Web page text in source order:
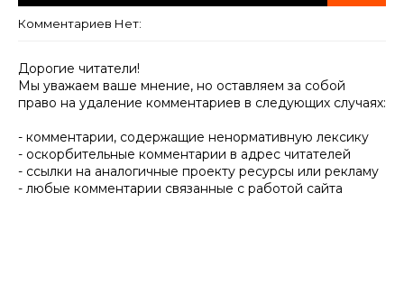
Комментариев Нет:
Дорогие читатели!
Мы уважаем ваше мнение, но оставляем за собой
право на удаление комментариев в следующих случаях:
- комментарии, содержащие ненормативную лексику
- оскорбительные комментарии в адрес читателей
- ссылки на аналогичные проекту ресурсы или рекламу
- любые комментарии связанные с работой сайта